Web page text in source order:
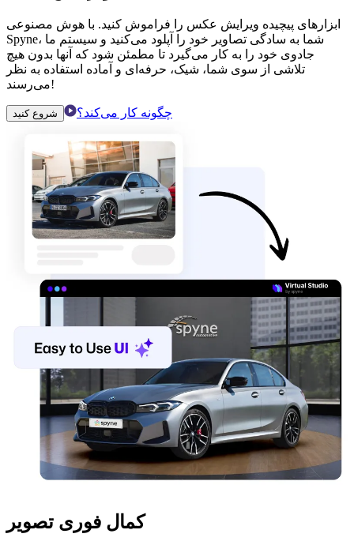
ابزارهای پیچیده ویرایش عکس را فراموش کنید. با هوش مصنوعی
Spyne، شما به سادگی تصاویر خود را آپلود می‌کنید و سیستم ما
جادوی خود را به کار می‌گیرد تا مطمئن شود که آنها بدون هیچ
تلاشی از سوی شما، شیک، حرفه‌ای و آماده استفاده به نظر
می‌رسند!
شروع کنید چگونه کار می‌کند؟
کمال فوری تصویر